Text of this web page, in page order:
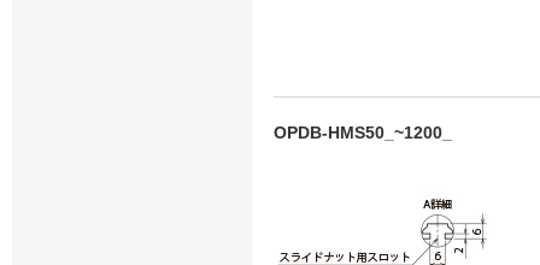
OPDB-HMS50_~1200_